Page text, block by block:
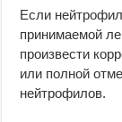
Если
принимаемой
произвести
или полной
нейтрофилов.